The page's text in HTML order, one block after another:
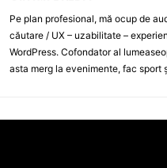
Pe plan profesional, mă ocup de
căutare / UX – uzabilitate –
WordPress. Cofondator al
asta merg la evenimente, fac